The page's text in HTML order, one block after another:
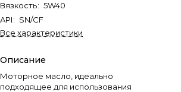
Вязкость: 5W40
API: SN/CF
Все характеристики
Описание
Моторное масло, идеально
подходящее для использования